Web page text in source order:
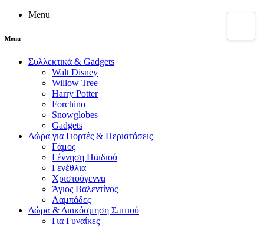
Menu
Menu
Συλλεκτικά & Gadgets
Walt Disney
Willow Tree
Harry Potter
Forchino
Snowglobes
Gadgets
Δώρα για Γιορτές & Περιστάσεις
Γάμος
Γέννηση Παιδιού
Γενέθλια
Χριστούγεννα
Άγιος Βαλεντίνος
Λαμπάδες
Δώρα & Διακόσμηση Σπιτιού
Για Γυναίκες